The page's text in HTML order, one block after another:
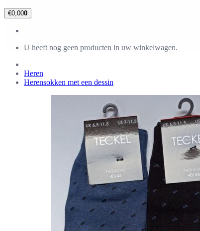
€0,000
U heeft nog geen producten in uw winkelwagen.
Heren
Herensokken met een dessin